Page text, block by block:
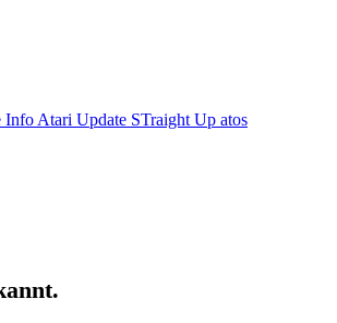
Info Atari Update STraight Up atos